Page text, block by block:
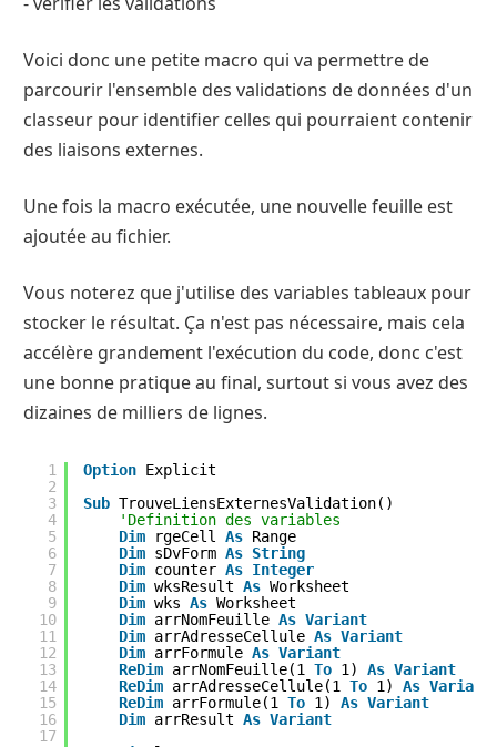
Voici donc une petite macro qui va permettre de
parcourir l'ensemble des validations de données d'un
classeur pour identifier celles qui pourraient contenir
des liaisons externes.
Une fois la macro exécutée, une nouvelle feuille est
ajoutée au fichier.
Vous noterez que j'utilise des variables tableaux pour
stocker le résultat. Ça n'est pas nécessaire, mais cela
accélère grandement l'exécution du code, donc c'est
une bonne pratique au final, surtout si vous avez des
dizaines de milliers de lignes.
1
2
3
4
5
6
7
8
9
10
11
12
13
14
15
16
17
Option Explicit
Sub TrouveLiensExternesValidation()
'Definition des variables
Dim
rgeCell As Range
Dim sDvForm As String
Dim counter As Integer
Dim wksResult As Worksheet
Dim wks As Worksheet
Dim arrNomFeuille As Variant
Dim arrAdresseCellule As Variant
Dim arrFormule As Variant
ReDim arrNomFeuille(1 To 1) As Variant
ReDim arrAdresseCellule(1 To 1) As Variant
ReDim arrFormule(1 To 1) As Variant
Dim arrResult As Variant